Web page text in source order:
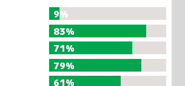
9%
83%
71%
79%
61%